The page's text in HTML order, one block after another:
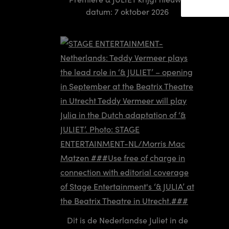
datum: 7 oktober 2026
Dit is de Nederlandse Juliet in de